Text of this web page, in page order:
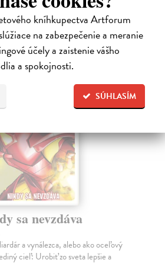
kníhkupectva Artforum
na zabezpečenie a meranie
účely a zaistenie vášho
a spokojnosti.
SÚHLASÍM
komiksy
sa nevzdáva
a vynálezca, alebo ako oceľový
cieľ: Urobiť zo sveta lepšie a